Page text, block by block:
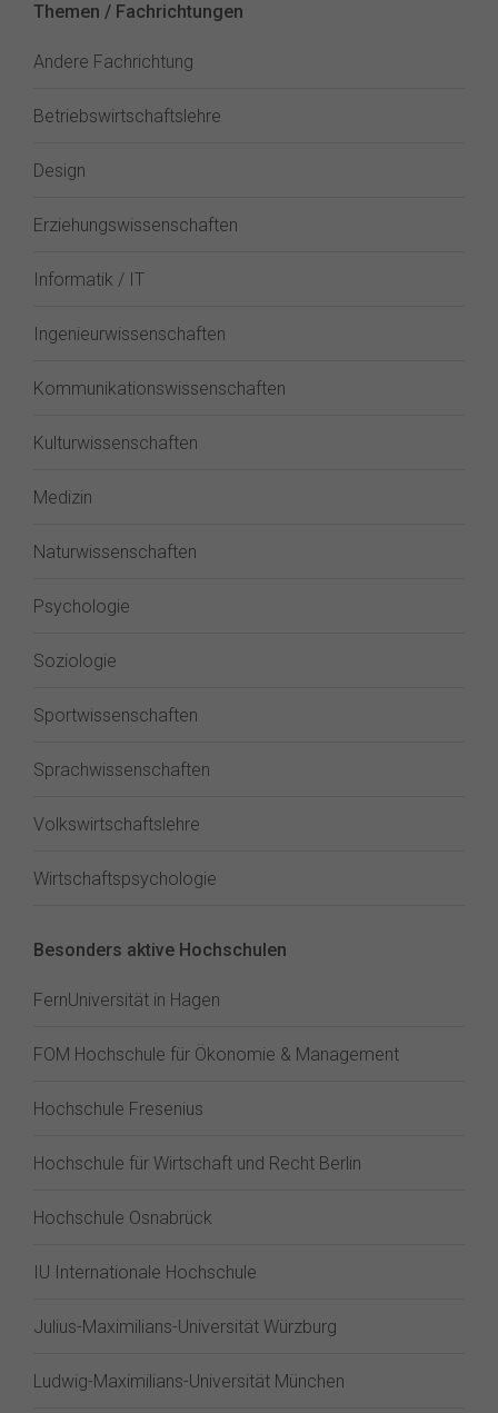
Themen / Fachrichtungen
Andere Fachrichtung
Betriebswirtschaftslehre
Design
Erziehungswissenschaften
Informatik / IT
Ingenieurwissenschaften
Kommunikationswissenschaften
Kulturwissenschaften
Medizin
Naturwissenschaften
Psychologie
Soziologie
Sportwissenschaften
Sprachwissenschaften
Volkswirtschaftslehre
Wirtschaftspsychologie
Besonders aktive Hochschulen
FernUniversität in Hagen
FOM Hochschule für Ökonomie & Management
Hochschule Fresenius
Hochschule für Wirtschaft und Recht Berlin
Hochschule Osnabrück
IU Internationale Hochschule
Julius-Maximilians-Universität Würzburg
Ludwig-Maximilians-Universität München